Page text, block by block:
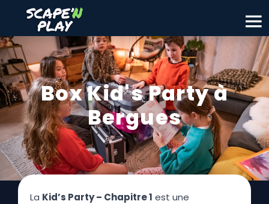
Box Kid's Party à
Bergues
La Kid’s Party – Chapitre 1 est une